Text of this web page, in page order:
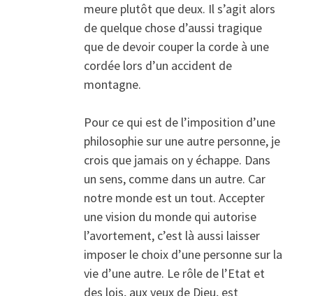
meure plutôt que deux. Il s’agit alors
de quelque chose d’aussi tragique
que de devoir couper la corde à une
cordée lors d’un accident de
montagne.
Pour ce qui est de l’imposition d’une
philosophie sur une autre personne, je
crois que jamais on y échappe. Dans
un sens, comme dans un autre. Car
notre monde est un tout. Accepter
une vision du monde qui autorise
l’avortement, c’est là aussi laisser
imposer le choix d’une personne sur la
vie d’une autre. Le rôle de l’Etat et
des lois, aux yeux de Dieu, est